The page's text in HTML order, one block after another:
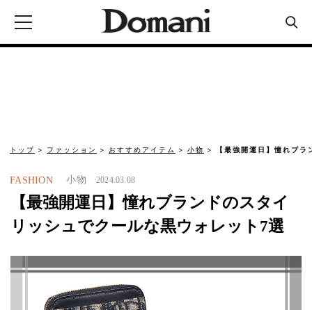
トップ ファッション おすすめアイテム 小物 【最強開運日】憧れブ
FASHION 小物 2024.03.08
【最強開運日】憧れブランドのスタイ
リッシュでクールな黒ウォレット7選